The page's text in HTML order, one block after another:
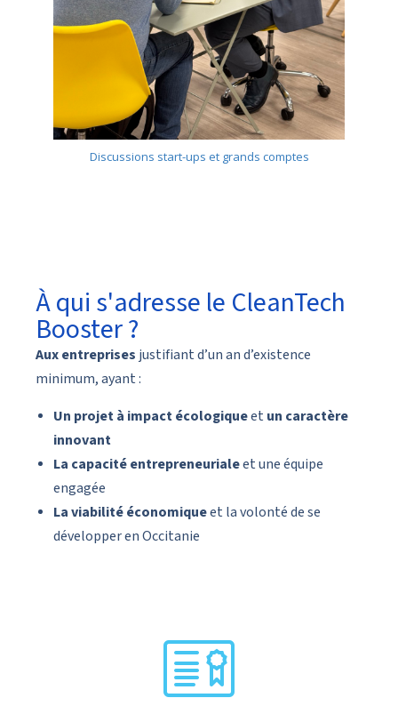
Discussions start-ups et grands comptes
À qui s'adresse le CleanTech
Booster ?
Aux entreprises justifiant d’un an d’existence
minimum, ayant :
Un projet à impact écologiqueetun caractère
innovant
La capacité entrepreneurialeet une équipe
engagée
La viabilité économiqueet la volonté de se
développer en Occitanie